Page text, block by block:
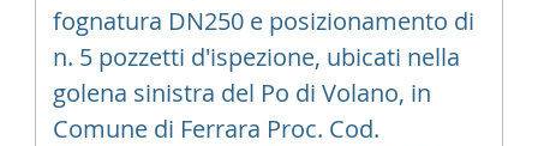
fognatura DN250 e posizionamento di
n. 5 pozzetti d'ispezione, ubicati nella
golena sinistra del Po di Volano, in
Comune di Ferrara Proc. Cod.